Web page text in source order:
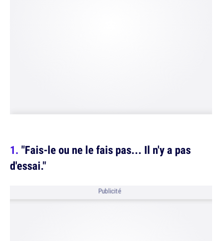
"Fais-le ou ne le fais pas... Il n'y a pas
d'essai."
Publicité